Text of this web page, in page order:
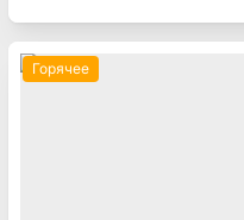
Горячее